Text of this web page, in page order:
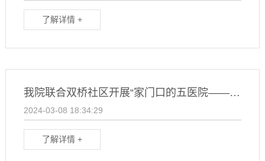
了解详情 +
我院联合双桥社区开展“家门口的五医院——优质医疗下基层，百姓看病零距离”义诊活动
2024-03-08 18:34:29
了解详情 +